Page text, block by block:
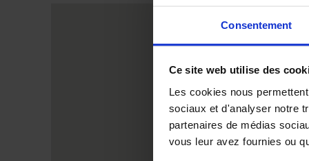
Consentement
Ce site web utilise des
Les cookies nous
sociaux et d'analyser notre
partenaires de médias
vous leur avez fournies ou